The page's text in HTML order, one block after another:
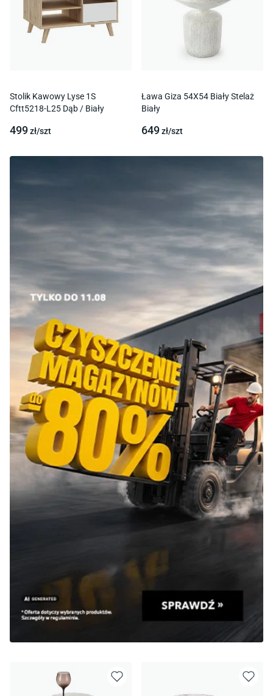
Stolik Kawowy Lyse 1S
Cftt5218-L25 Dąb / Biały
499zł/szt
Ława Giza 54X54 Biały Stelaż
Biały
649zł/szt